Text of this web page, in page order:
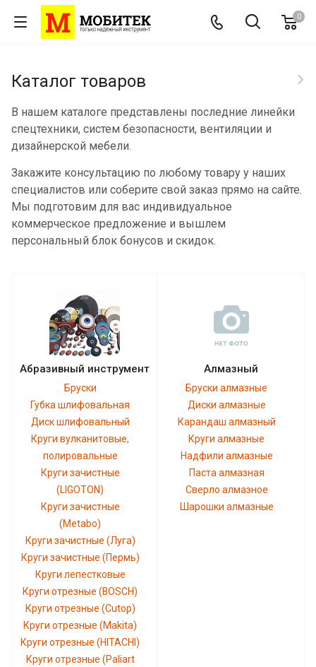
0
Каталог товаров
В нашем каталоге представлены последние линейки
спецтехники, систем безопасности, вентиляции и
дизайнерской мебели.
Закажите консультацию по любому товару у наших
специалистов или соберите свой заказ прямо на сайте.
Мы подготовим для вас индивидуальное
коммерческое предложение и вышлем
персональный блок бонусов и скидок.
Абразивный инструмент
Бруски
Губка шлифовальная
Диск шлифовальный
Круги вулканитовые,
полировальные
Круги зачистные
(LIGOTON)
Круги зачистные
(Metabo)
Круги зачистные (Луга)
Круги зачистные (Пермь)
Круги лепестковые
Круги отрезные (BOSCH)
Круги отрезные (Cutop)
Круги отрезные (Makita)
Круги отрезные (HITACHI)
Круги отрезные (Paliart
Алмазный
Бруски алмазные
Диски алмазные
Карандаш алмазный
Круги алмазные
Надфили алмазные
Паста алмазная
Сверло алмазное
Шарошки алмазные